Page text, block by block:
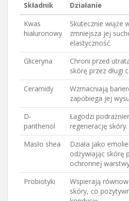
Składnik
Działanie
Kwas
hialuronowy
Skutecznie wiąże
zmniejsza jej
elastyczność.
Gliceryna
Chroni przed
skórę przez długi
Ceramidy
Wzmacniają
zapobiega jej
D-
panthenol
Łagodzi
regenerację skóry.
Masło shea
Działa jako
odżywiając skórę
ochronnej
Probiotyki
Wspierają
skóry, co